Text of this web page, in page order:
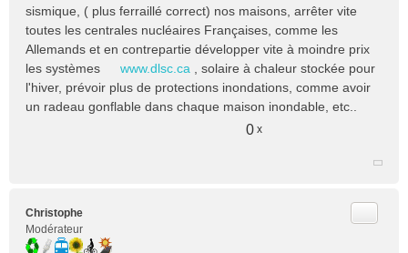
sismique, ( plus ferraillé correct) nos maisons, arrêter vite
toutes les centrales nucléaires Françaises, comme les
Allemands et en contrepartie développer vite à moindre prix
les systèmes
www.dlsc.ca , solaire à chaleur stockée pour
l'hiver, prévoir plus de protections inondations, comme avoir
un radeau gonflable dans chaque maison inondable, etc..
0 x
Christophe
Modérateur